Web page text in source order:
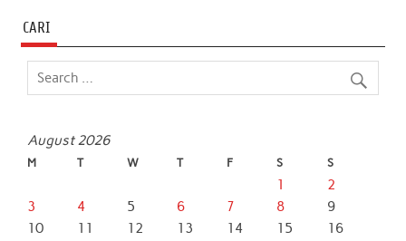
CARI
August 2026
M T W T F S S
1
2
3
4 5 6 7 8
9
10
11 12 13 14 15
16